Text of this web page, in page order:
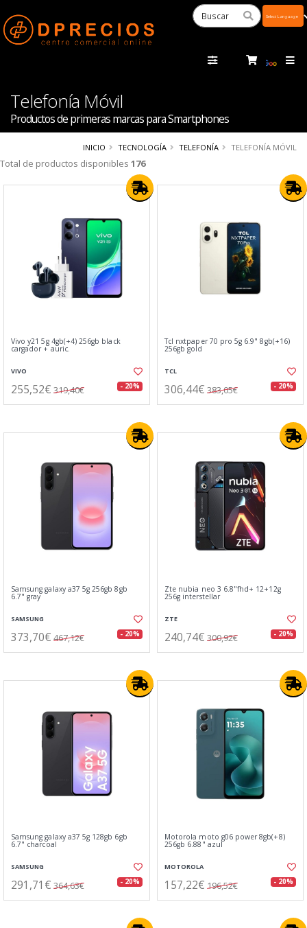
Telefonía Móvil
Productos de primeras marcas para Smartphones
INICIO TECNOLOGÍA TELEFONÍA TELEFONÍA MÓVIL
Total de productos disponibles 176
Vivo y21 5g 4gb(+4) 256gb black
cargador + auric.
VIVO
255,52€ 319,40€ - 20%
Tcl nxtpaper 70 pro 5g 6.9" 8gb(+16)
256gb gold
TCL
306,44€ 383,05€ - 20%
Samsung galaxy a37 5g 256gb 8gb
6.7" gray
SAMSUNG
373,70€ 467,12€ - 20%
Zte nubia neo 3 6.8"fhd+ 12+12g
256g interstellar
ZTE
240,74€ 300,92€ - 20%
Samsung galaxy a37 5g 128gb 6gb
6.7" charcoal
SAMSUNG
291,71€ 364,63€ - 20%
Motorola moto g06 power 8gb(+8)
256gb 6.88" azul
MOTOROLA
157,22€ 196,52€ - 20%